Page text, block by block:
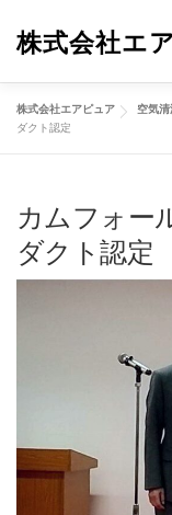
株式会社エ
紫外線技術
設計開発受託
株式会社エアピュア 空気
ダクト認定
カムフォー
ダクト認定